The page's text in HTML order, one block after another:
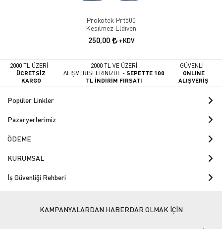
Prokotek Prt500
Kesilmez Eldiven
250,00 +KDV
2000 TL ÜZERİ -
ÜCRETSİZ
KARGO
2000 TL VE ÜZERİ
ALIŞVERİŞLERİNİZDE -SEPETTE 100
TL İNDİRİM FIRSATI
GÜVENLİ -
ONLINE
ALIŞVERİŞ
Popüler Linkler
Pazaryerlerimiz
ÖDEME
KURUMSAL
İş Güvenliği Rehberi
KAMPANYALARDAN HABERDAR OLMAK İÇİN